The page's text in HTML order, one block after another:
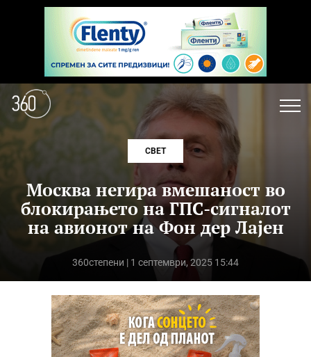
СВЕТ
Москва негира вмешаност во
блокирањето на ГПС-сигналот
на авионот на Фон дер Лајен
360степени | 1 септември, 2025 15:44